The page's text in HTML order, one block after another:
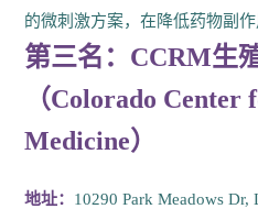
的微刺激方案，在降低药物副
第三名：CCRM生
（Colorado
Medicine）
地址： 10290 Park Meadows Dr,